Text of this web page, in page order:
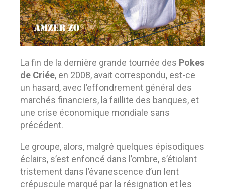
La fin de la dernière grande tournée des Pokes
de Criée, en 2008, avait correspondu, est-ce
un hasard, avec l’effondrement général des
marchés financiers, la faillite des banques, et
une crise économique mondiale sans
précédent.
Le groupe, alors, malgré quelques épisodiques
éclairs, s’est enfoncé dans l’ombre, s’étiolant
tristement dans l’évanescence d’un lent
crépuscule marqué par la résignation et les